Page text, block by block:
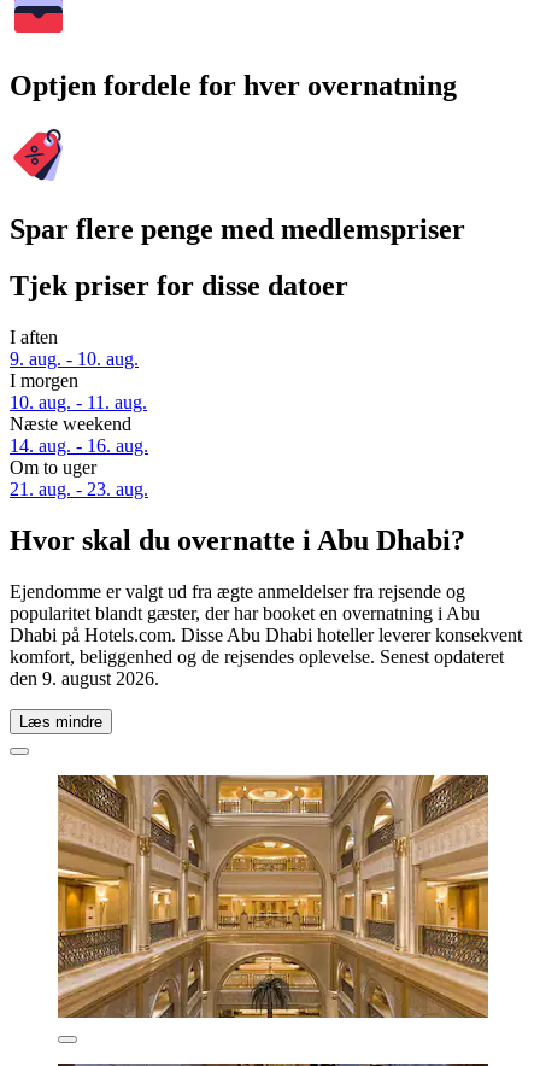
Optjen fordele for hver overnatning
Spar flere penge med medlemspriser
Tjek priser for disse datoer
I aften
9. aug. - 10. aug.
I morgen
10. aug. - 11. aug.
Næste weekend
14. aug. - 16. aug.
Om to uger
21. aug. - 23. aug.
Hvor skal du overnatte i Abu Dhabi?
Ejendomme er valgt ud fra ægte anmeldelser fra rejsende og
popularitet blandt gæster, der har booket en overnatning i Abu
Dhabi på Hotels.com. Disse Abu Dhabi hoteller leverer konsekvent
komfort, beliggenhed og de rejsendes oplevelse. Senest opdateret
den 9. august 2026.
Læs mindre